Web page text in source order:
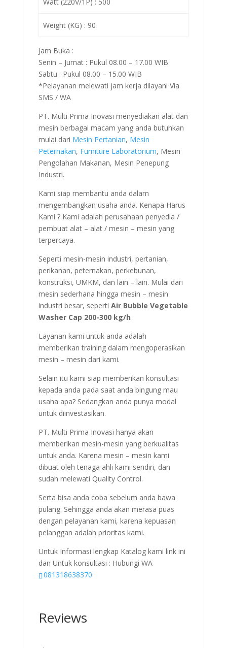
Weight (KG) : 90
Jam Buka :
Senin – Jumat : Pukul 08.00 – 17.00 WIB
Sabtu : Pukul 08.00 – 15.00 WIB
*Pelayanan melewati jam kerja dilayani Via
SMS / WA
PT. Multi Prima Inovasi menyediakan alat dan
mesin berbagai macam yang anda butuhkan
mulai dari Mesin Pertanian, Mesin
Peternakan, Furniture Laboratorium, Mesin
Pengolahan Makanan, Mesin Penepung
Industri.
Kami siap membantu anda dalam
mengembangkan usaha anda. Kenapa Harus
Kami ? Kami adalah perusahaan penyedia /
pembuat alat – alat / mesin – mesin yang
terpercaya.
Seperti mesin-mesin industri, pertanian,
perikanan, peternakan, perkebunan,
konstruksi, UMKM, dan lain – lain. Mulai dari
mesin sederhana hingga mesin – mesin
industri besar, seperti Air Bubble Vegetable
Washer Cap 200-300 kg/h
Layanan kami untuk anda adalah
memberikan training dalam mengoperasikan
mesin – mesin dari kami.
Selain itu kami siap memberikan konsultasi
kepada anda pada saat anda bingung mau
usaha apa? Sedangkan anda punya modal
untuk diinvestasikan.
PT. Multi Prima Inovasi hanya akan
memberikan mesin-mesin yang berkualitas
untuk anda. Karena mesin – mesin kami
dibuat oleh tenaga ahli kami sendiri, dan
sudah melewati Quality Control.
Serta bisa anda coba sebelum anda bawa
pulang. Sehingga anda akan merasa puas
dengan pelayanan kami, karena kepuasan
pelanggan adalah prioritas kami.
Untuk Informasi lengkap Katalog kami link ini
dan Untuk konsultasi : Hubungi WA
081318638370
Reviews